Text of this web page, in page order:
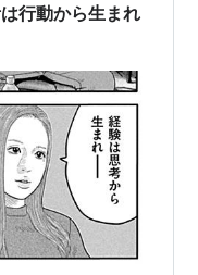
行動から生まれ